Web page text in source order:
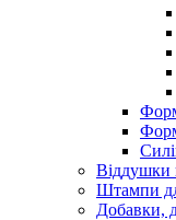
Віддушки
Штампи
Добавки,